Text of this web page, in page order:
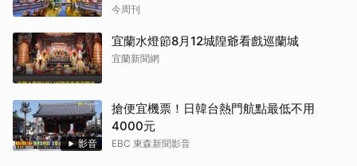
斯共同入榜，理由曝光
今周刊
宜蘭水燈節8月12城隍爺看戲巡蘭城
宜蘭新聞網
影音
搶便宜機票！日韓台熱門航點最低不用
4000元
EBC 東森新聞影音